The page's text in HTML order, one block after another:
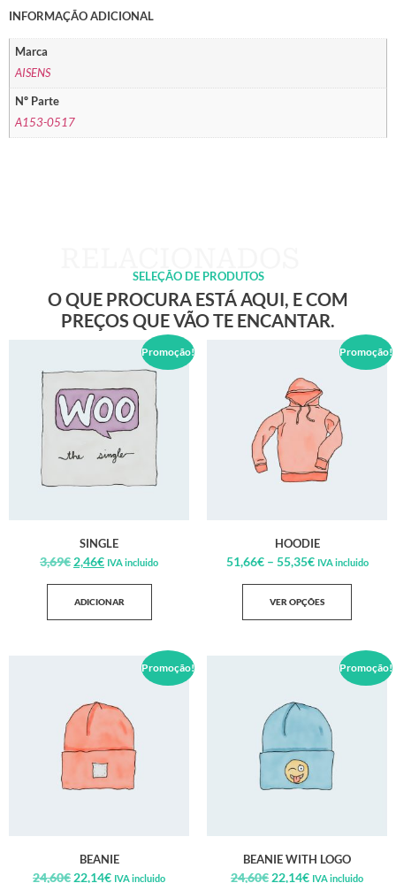
INFORMAÇÃO ADICIONAL
Marca
AISENS
Nº Parte
A153-0517
SELEÇÃO DE PRODUTOS
O QUE PROCURA ESTÁ AQUI, E COM
PREÇOS QUE VÃO TE ENCANTAR.
Promoção!
SINGLE
3,69€ 2,46€ IVA incluido
ADICIONAR
Promoção!
HOODIE
51,66€ – 55,35€ IVA incluido
VER OPÇÕES
Promoção!
BEANIE
24,60€ 22,14€ IVA incluido
Promoção!
BEANIE WITH LOGO
24,60€ 22,14€ IVA incluido